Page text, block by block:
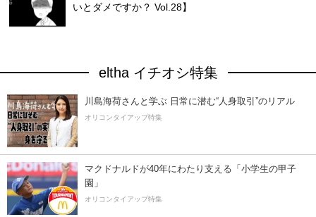
いとダメですか？ Vol.28】
eltha イチオシ特集
川島海荷さんと学ぶ 日常に潜む“人身取引”のリアル
オリコンタイアップ特集
マクドナルドが40年にわたり支える「小学生の甲子
園」
オリコンタイアップ特集